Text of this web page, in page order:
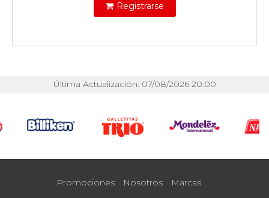
Registrarse
Última Actualización: 07/08/2026 20:00
Promociones Nosotros Marcas